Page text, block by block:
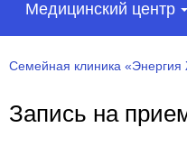
Медицинский центр
Семейная клиника
Запись на